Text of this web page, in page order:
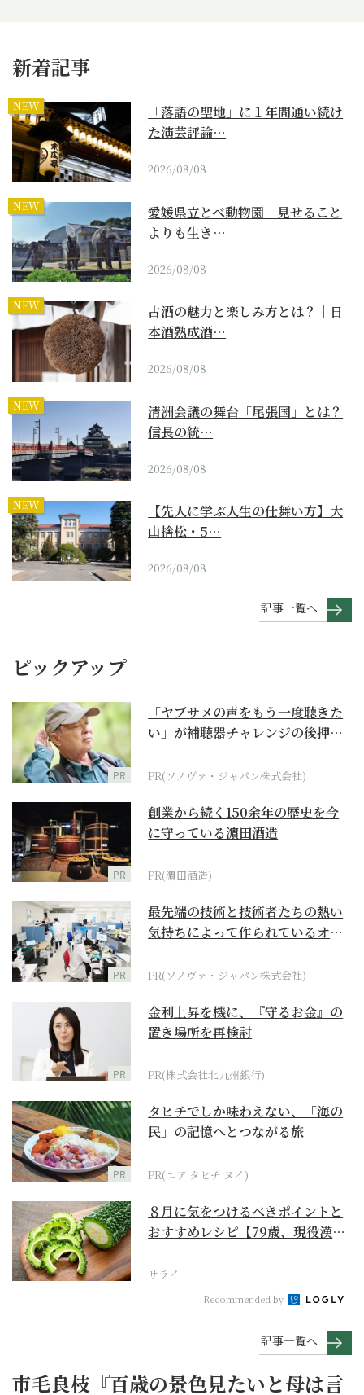
新着記事
NEW
「落語の聖地」に１年間通い続け
た演芸評論…
2026/08/08
NEW
愛媛県立とべ動物園｜見せること
よりも生き…
2026/08/08
NEW
古酒の魅力と楽しみ方とは？｜日
本酒熟成酒…
2026/08/08
NEW
清洲会議の舞台「尾張国」とは？
信長の統…
2026/08/08
NEW
【先人に学ぶ人生の仕舞い方】大
山捨松・5…
2026/08/08
記事一覧へ
ピックアップ
PR
「ヤブサメの声をもう一度聴きた
い」が補聴器チャレンジの後押し
PR(ソノヴァ・ジャパン株式会社)
PR
創業から続く150余年の歴史を今
に守っている濵田酒造
PR(濵田酒造)
PR
最先端の技術と技術者たちの熱い
気持ちによって作られているオー
PR(ソノヴァ・ジャパン株式会社)
PR
金利上昇を機に、『守るお金』の
置き場所を再検討
PR(株式会社北九州銀行)
PR
タヒチでしか味わえない、「海の
民」の記憶へとつながる旅
PR(エア タヒチ ヌイ)
８月に気をつけるべきポイントと
おすすめレシピ【79歳、現役漢方
サライ
Recommended by
記事一覧へ
市毛良枝『百歳の景色見たいと母は言